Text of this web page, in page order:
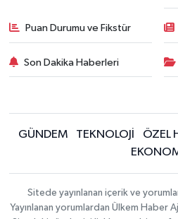
Puan Durumu ve Fikstür
Son Dakika Haberleri
GÜNDEM TEKNOLOJİ ÖZEL
Sitede yayınlanan içerik ve
Yayınlanan yorumlardan Ülkem Haber